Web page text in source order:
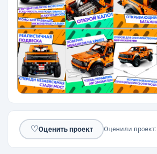
♡Оценить проект Оценили проект: